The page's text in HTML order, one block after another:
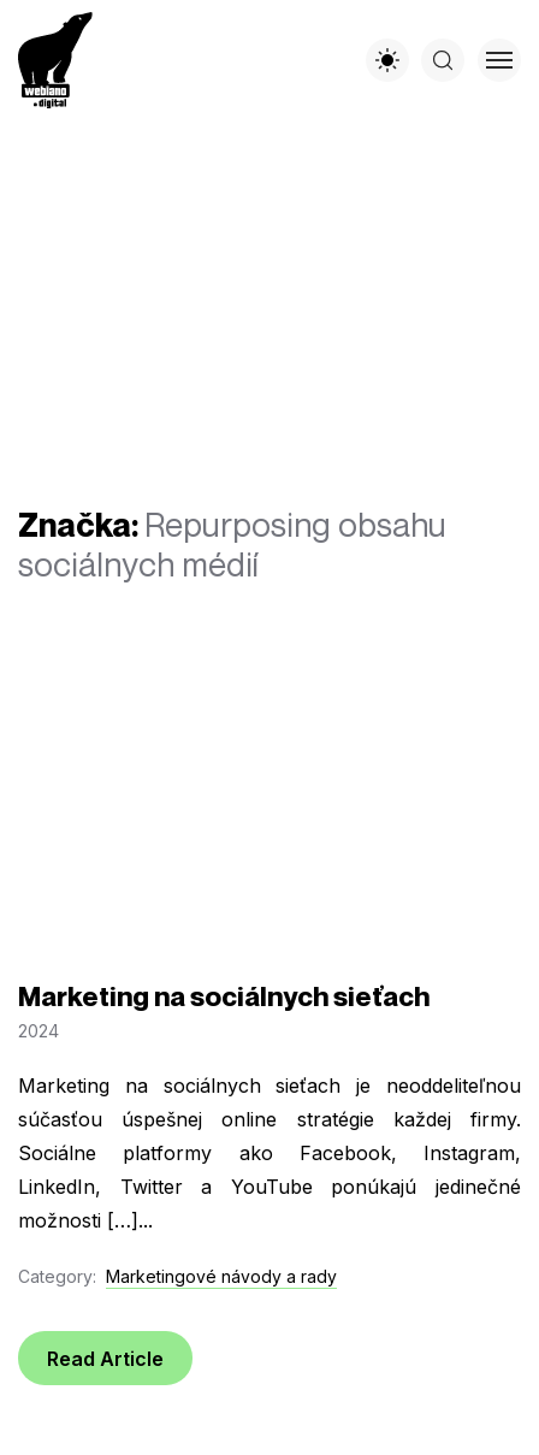
Značka: Repurposing obsahu
sociálnych médií
Marketing na sociálnych sieťach
2024
Marketing na sociálnych sieťach je neoddeliteľnou
súčasťou úspešnej online stratégie každej firmy.
Sociálne platformy ako Facebook, Instagram,
LinkedIn, Twitter a YouTube ponúkajú jedinečné
možnosti […]...
Category: Marketingové návody a rady
Read Article